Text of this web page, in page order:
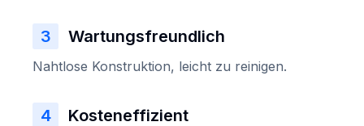
3 Wartungsfreundlich
Nahtlose Konstruktion, leicht zu reinigen.
4 Kosteneffizient